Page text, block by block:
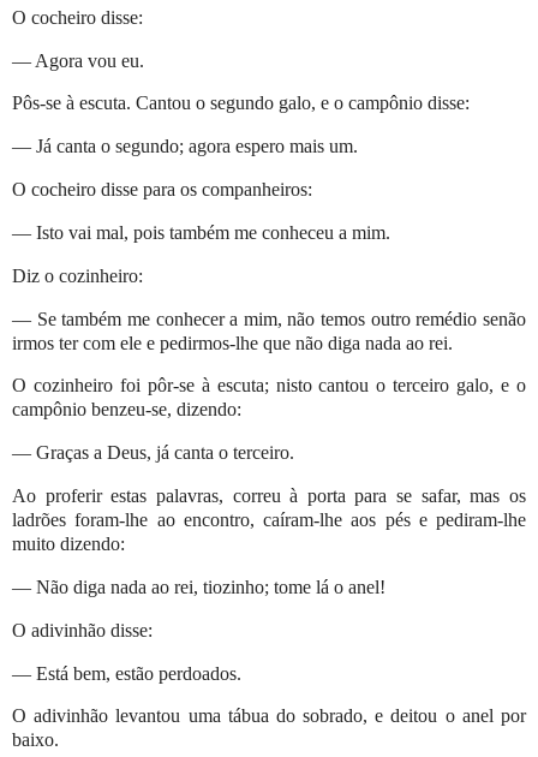
O cocheiro disse:
— Agora vou eu.
Pôs-se à escuta. Cantou o segundo galo, e o campônio disse:
— Já canta o segundo; agora espero mais um.
O cocheiro disse para os companheiros:
— Isto vai mal, pois também me conheceu a mim.
Diz o cozinheiro:
— Se também me conhecer a mim, não temos outro remédio senão
irmos ter com ele e pedirmos-lhe que não diga nada ao rei.
O cozinheiro foi pôr-se à escuta; nisto cantou o terceiro galo, e o
campônio benzeu-se, dizendo:
— Graças a Deus, já canta o terceiro.
Ao proferir estas palavras, correu à porta para se safar, mas os
ladrões foram-lhe ao encontro, caíram-lhe aos pés e pediram-lhe
muito dizendo:
— Não diga nada ao rei, tiozinho; tome lá o anel!
O adivinhão disse:
— Está bem, estão perdoados.
O adivinhão levantou uma tábua do sobrado, e deitou o anel por
baixo.